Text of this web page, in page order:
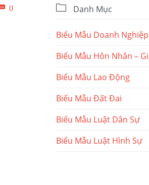
0Bình
 Danh Mục
Biểu Mẫu Doanh Nghiệp
Biểu Mẫu Hôn Nhân –
Biểu Mẫu Lao Động
Biểu Mẫu Đất Đai
Biểu Mẫu Luật Dân Sự
Biểu Mẫu Luật Hình Sự